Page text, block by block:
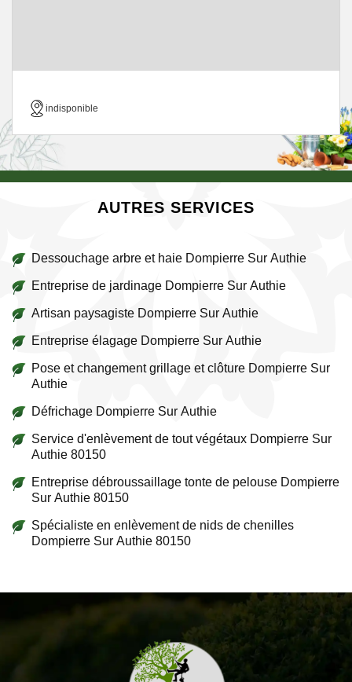
indisponible
AUTRES SERVICES
Dessouchage arbre et haie Dompierre Sur Authie
Entreprise de jardinage Dompierre Sur Authie
Artisan paysagiste Dompierre Sur Authie
Entreprise élagage Dompierre Sur Authie
Pose et changement grillage et clôture Dompierre Sur
Authie
Défrichage Dompierre Sur Authie
Service d'enlèvement de tout végétaux Dompierre Sur
Authie 80150
Entreprise débroussaillage tonte de pelouse Dompierre
Sur Authie 80150
Spécialiste en enlèvement de nids de chenilles
Dompierre Sur Authie 80150